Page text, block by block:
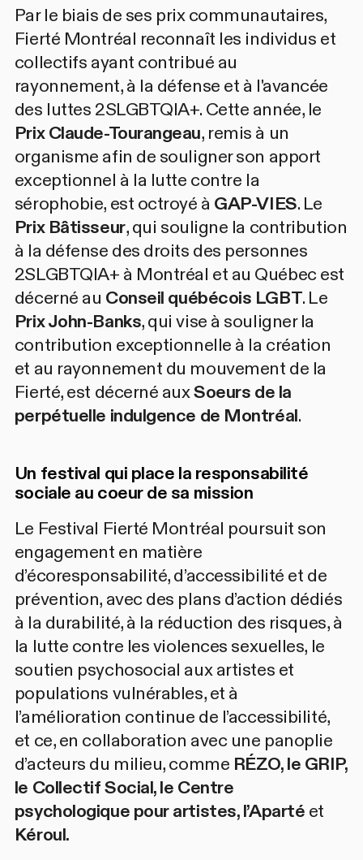
Par le biais de ses prix communautaires,
Fierté Montréal reconnaît les individus et
collectifs ayant contribué au
rayonnement, à la défense et à l'avancée
des luttes 2SLGBTQIA+. Cette année, le
Prix Claude-Tourangeau, remis à un
organisme afin de souligner son apport
exceptionnel à la lutte contre la
sérophobie, est octroyé à GAP-VIES. Le
Prix Bâtisseur, qui souligne la contribution
à la défense des droits des personnes
2SLGBTQIA+ à Montréal et au Québec est
décerné au Conseil québécois LGBT. Le
Prix John-Banks, qui vise à souligner la
contribution exceptionnelle à la création
et au rayonnement du mouvement de la
Fierté, est décerné auxSoeurs de la
perpétuelle indulgence de Montréal.
Un festival qui place la responsabilité
sociale au coeur de sa mission
Le Festival Fierté Montréal poursuit son
engagement en matière
d’écoresponsabilité, d’accessibilité et de
prévention, avec des plans d’action dédiés
à la durabilité, à la réduction des risques, à
la lutte contre les violences sexuelles, le
soutien psychosocial aux artistes et
populations vulnérables, et à
l’amélioration continue de l’accessibilité,
et ce, en collaboration avec une panoplie
d’acteurs du milieu, comme RÉZO, le GRIP,
le Collectif Social, le Centre
psychologique pour artistes, l’Aparté et
Kéroul.